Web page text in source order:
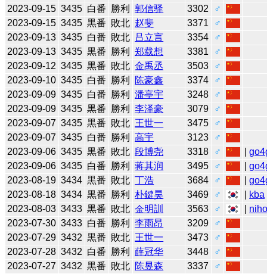
2023-09-15 3435 白番 勝利 郭信驿 3302
♂
2023-09-15 3435 黒番 敗北 赵斐 3371
♂
2023-09-13 3435 白番 敗北 吕立言 3354
♂
2023-09-13 3435 黒番 勝利 郑载想 3381
♂
2023-09-12 3435 黒番 敗北 金禹丞 3503
♂
2023-09-10 3435 白番 勝利 陈豪鑫 3374
♂
2023-09-09 3435 白番 勝利 潘亭宇 3248
♂
2023-09-09 3435 黒番 勝利 李泽豪 3079
♂
2023-09-07 3435 黒番 敗北 王世一 3475
♂
2023-09-07 3435 白番 勝利 高宇 3123
♂
2023-09-06 3435 黒番 敗北 段博尧 3318 ♂ |
2023-09-06 3435 白番 勝利 蒋其润 3495 ♂ |
2023-08-19 3434 黒番 敗北 丁浩 3684 ♂ |
2023-08-18 3434 黒番 勝利 朴鍵昊 3469 ♂ kba
2023-08-03 3433 黒番 敗北 金明訓 3563 ♂
2023-07-30 3433 白番 勝利 李雨昂 3209
♂
2023-07-29 3432 黒番 敗北 王世一 3473
♂
2023-07-28 3432 白番 勝利 薛冠华 3448
♂
2023-07-27 3432 黒番 敗北 陈昱森 3337
♂